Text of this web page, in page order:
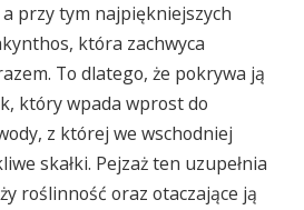
przy tym najpiękniejszych
która zachwyca
To dlatego, że pokrywa ją
który wpada wprost do
z której we wschodniej
skałki. Pejzaż ten uzupełnia
roślinność oraz otaczające ją